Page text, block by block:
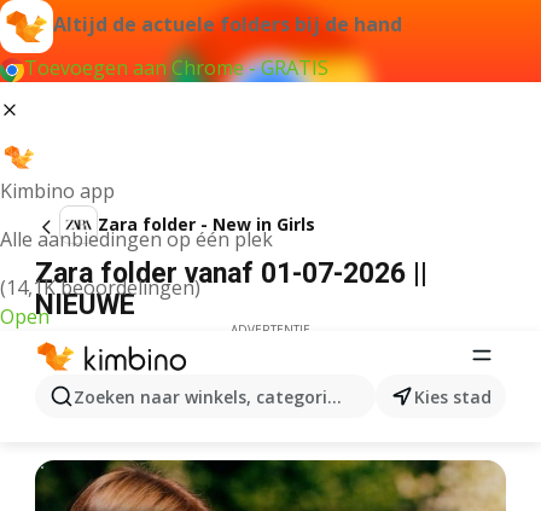
Altijd de actuele folders bij de hand
Toevoegen aan Chrome - GRATIS
Kimbino app
Alle aanbiedingen op één plek
(14,1K beoordelingen)
Open
Zoeken naar winkels, categorieën, producten...
Kies stad
Zara folder - New in Girls
Zara folder vanaf 01-07-2026 ||
NIEUWE
ADVERTENTIE